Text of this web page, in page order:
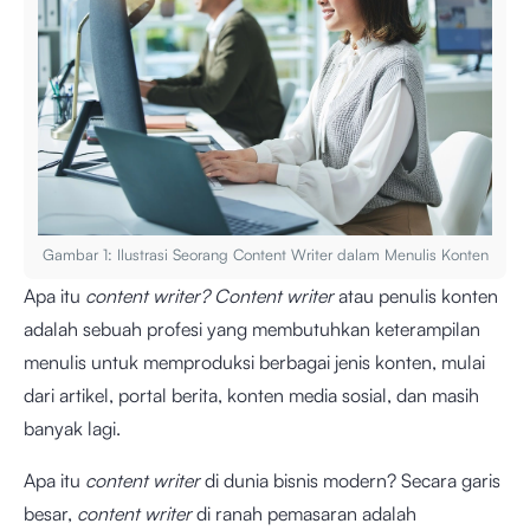
Gambar 1: Ilustrasi Seorang Content Writer dalam Menulis Konten
Apa itu content writer? Content writeratau penulis konten
adalah sebuah profesi yang membutuhkan keterampilan
menulis untuk memproduksi berbagai jenis konten, mulai
dari artikel, portal berita, konten media sosial, dan masih
banyak lagi.
Apa itu content writerdi dunia bisnis modern? Secara garis
besar, content writerdi ranah pemasaran adalah